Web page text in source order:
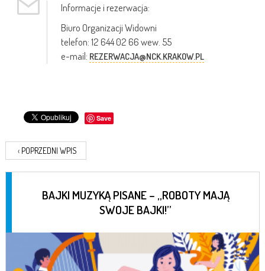
Informacje i rezerwacja:
Biuro Organizacji Widowni
telefon: 12 644 02 66 wew. 55
e-mail: REZERWACJA@NCK.KRAKOW.PL
Save
‹ POPRZEDNI WPIS
BAJKI MUZYKĄ PISANE – „ROBOTY MAJĄ
SWOJE BAJKI!”